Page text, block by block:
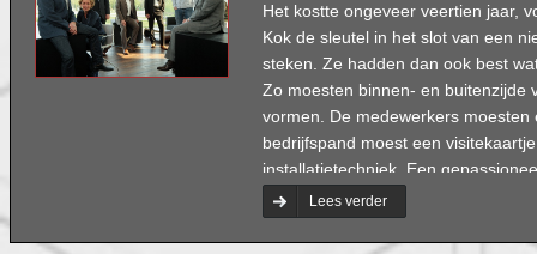
Het kostte ongeveer veertien jaar,
Kok de sleutel in het slot van een
steken. Ze hadden dan ook best
Zo moesten binnen- en buitenzijde
vormen. De medewerkers
bedrijfspand moest een
installatietechniek. Een
wensen stuk voor stuk in.
Lees verder